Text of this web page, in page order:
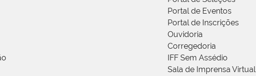
Portal de Eventos
Portal de Inscrições
Ouvidoria
Corregedoria
IFF Sem Assédio
Sala de Imprensa Virtual